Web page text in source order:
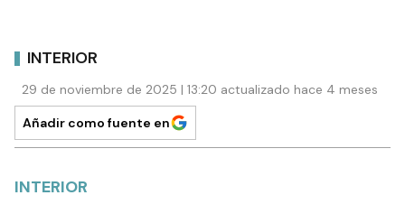
INTERIOR
29 de noviembre de 2025 | 13:20 actualizado hace 4 meses
Añadir como fuente en
INTERIOR